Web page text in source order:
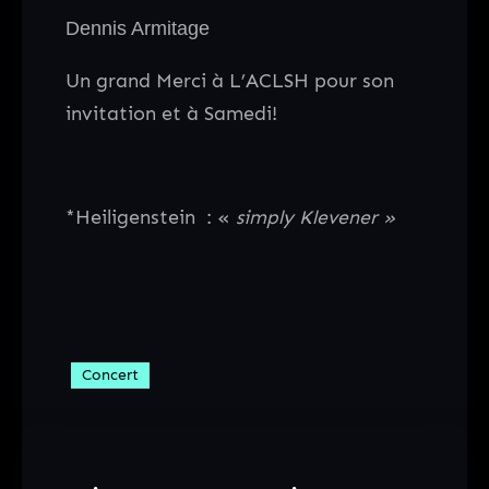
Dennis Armitage
Un grand Merci à L’ACLSH pour son
invitation et à Samedi!
*Heiligenstein : « simply Klevener »
Concert